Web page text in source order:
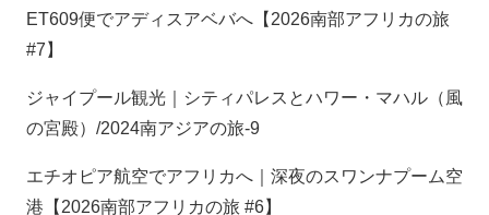
ET609便でアディスアベバへ【2026南部アフリカの旅
#7】
ジャイプール観光｜シティパレスとハワー・マハル（風
の宮殿）/2024南アジアの旅-9
エチオピア航空でアフリカへ｜深夜のスワンナプーム空
港【2026南部アフリカの旅 #6】